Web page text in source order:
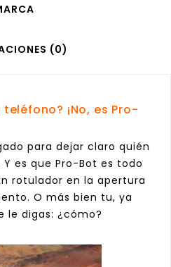
(0)
teléfono? ¡No, es Pro-
para dejar claro quién
es que Pro-Bot es todo
rotulador en la apertura
O más bien tu, ya
le digas: ¿cómo?